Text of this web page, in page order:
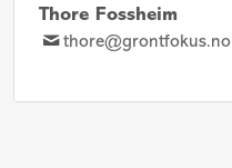
Thore Fossheim
thore@grontfokus.no